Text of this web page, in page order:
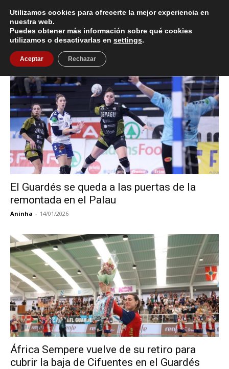
Inicio Etiquetas Liga Guerreras Iberdrola
Etiqueta: Liga Guerreras Iberdrola
El Guardés se queda a las puertas de la
remontada en el Palau
Aninha - 14/01/2026
África Sempere vuelve de su retiro para
cubrir la baja de Cifuentes en el Guardés
Utilizamos cookies para ofrecerte la mejor experiencia en
nuestra web.
Puedes obtener más información sobre qué cookies
utilizamos o desactivarlas en settings.
Aceptar Rechazar